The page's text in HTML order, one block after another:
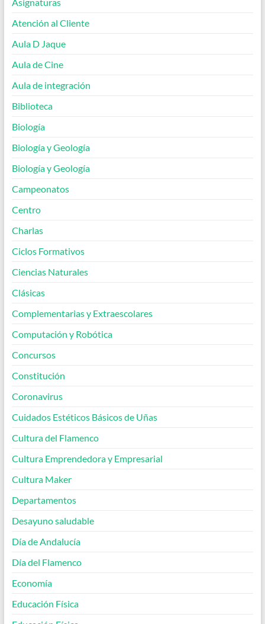
Atención al Cliente
Aula D Jaque
Aula de Cine
Aula de integración
Biblioteca
Biología
Biología y Geología
Biología y Geología
Campeonatos
Centro
Charlas
Ciclos Formativos
Ciencias Naturales
Clásicas
Complementarias y Extraescolares
Computación y Robótica
Concursos
Constitución
Coronavirus
Cuidados Estéticos Básicos de Uñas
Cultura del Flamenco
Cultura Emprendedora y Empresarial
Cultura Maker
Departamentos
Desayuno saludable
Día de Andalucía
Día del Flamenco
Economía
Educación Física